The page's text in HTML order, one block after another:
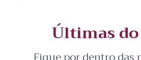
Últimas